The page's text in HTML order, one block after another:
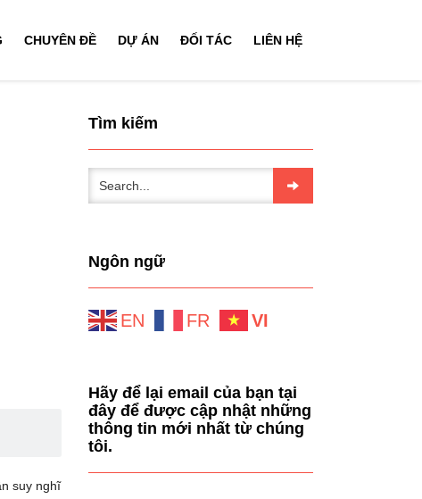
CHUYÊN ĐỀ DỰ ÁN ĐỐI TÁC LIÊN HỆ
suy nghĩ
Tìm kiếm
Ngôn ngữ
EN FR VI
Hãy để lại email của bạn tại
đây để được cập nhật những
thông tin mới nhất từ chúng
tôi.